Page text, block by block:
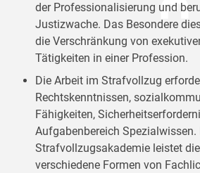
der Professionalisierung und
Justizwache. Das Besondere
die Verschränkung von
Tätigkeiten in einer Profession.
Die Arbeit im Strafvollzug
Rechtskenntnissen,
Fähigkeiten,
Aufgabenbereich Spezialwissen.
Strafvollzugsakademie leistet
verschiedene Formen von